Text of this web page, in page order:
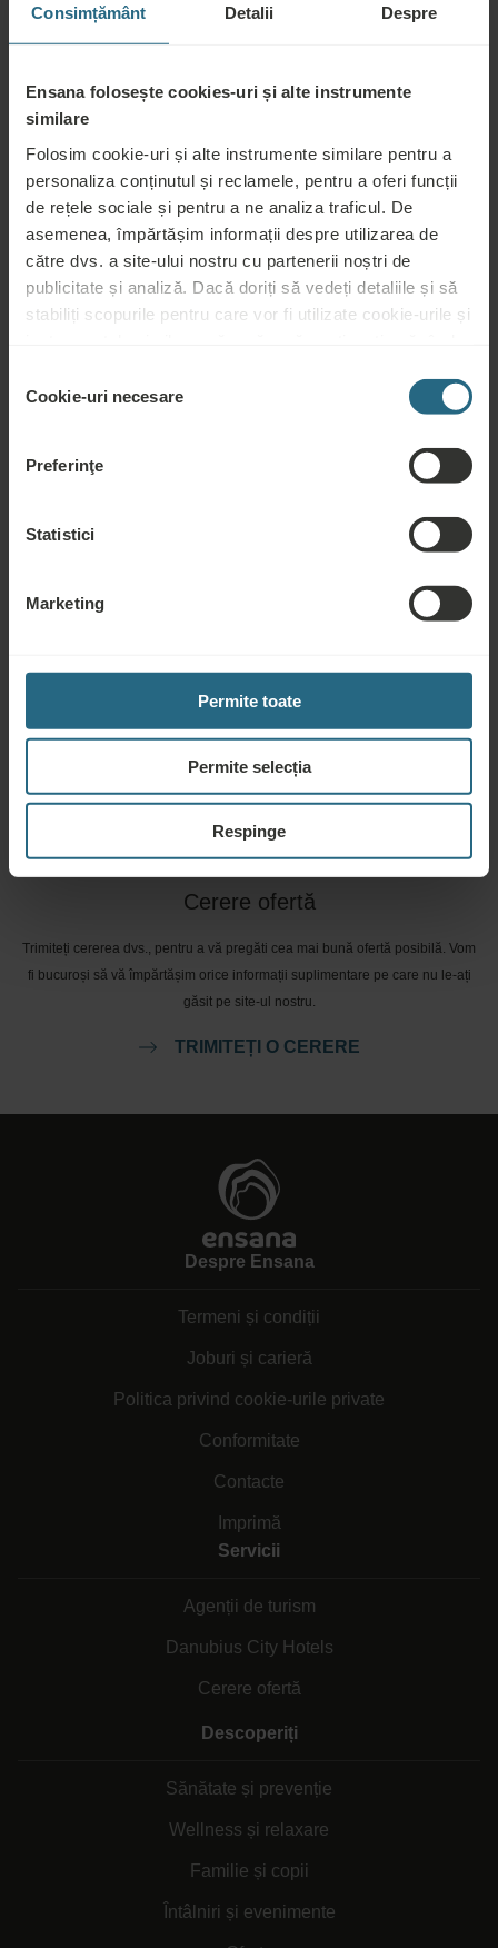
Consimțământ Detalii Despre
Ensana folosește cookies-uri și alte instrumente
similare
Folosim cookie-uri și alte instrumente similare pentru a
personaliza conținutul și reclamele, pentru a oferi funcții
de rețele sociale și pentru a ne analiza traficul. De
asemenea, împărtășim informații despre utilizarea de
către dvs. a site-ului nostru cu partenerii noștri de
publicitate și analiză. Dacă doriți să vedeți detaliile și să
stabiliți scopurile pentru care vor fi utilizate cookie-urile și
clienți, continuați cu butonul „Activați tot”.
consimțământului
Cookie-uri necesare
Preferinţe
Statistici
Marketing
Permite toate
Permite selecția
Respinge
Recomandat pentru:
Boli musculo-scheletice, reabilitare ortopedică, boli neurologice
Nerecomandat pentru:
Boli infecțioase, febră, inflamație acută, hipertensiune arterială
necontrolată, epilepsie (evitați gâtul, dacă este posibil), dificultăți
severe de respirație, insuficiență cardiacă, tromboză acută,
flebită, ulcere la picioare și alte defecte ale pielii, psihoză, abuz
de alcool sau droguri, tumori maligne și tulburări de sânge,
Ensana, sau de serviciile noastre. Pentru întrebări și răspunsuri legate de
Rezervați cele mai bune oferte aici. Dacă doriți să vă înscrieți în programul
nostru de loialitate pentru reduceri și beneficii suplimentare sau pur și simplu
REZERVAȚI ACUM
Cerere ofertă
Trimiteți cererea dvs., pentru a vă pregăti cea mai bună ofertă posibilă. Vom
fi bucuroși să vă împărtășim orice informații suplimentare pe care nu le-ați
găsit pe site-ul nostru.
TRIMITEȚI O CERERE
Despre Ensana
Termeni și condiții
Joburi și carieră
Politica privind cookie-urile private
Conformitate
Contacte
Imprimă
Servicii
Agenții de turism
Danubius City Hotels
Cerere ofertă
Descoperiți
Sănătate și prevenție
Wellness și relaxare
Familie și copii
Întâlniri și evenimente